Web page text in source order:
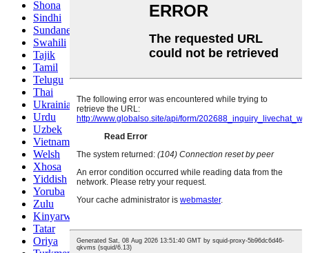
Shona
Sindhi
Sundanese
Swahili
Tajik
Tamil
Telugu
Thai
Ukrainian
Urdu
Uzbek
Vietnamese
Welsh
Xhosa
Yiddish
Yoruba
Zulu
Kinyarwanda
Tatar
Oriya